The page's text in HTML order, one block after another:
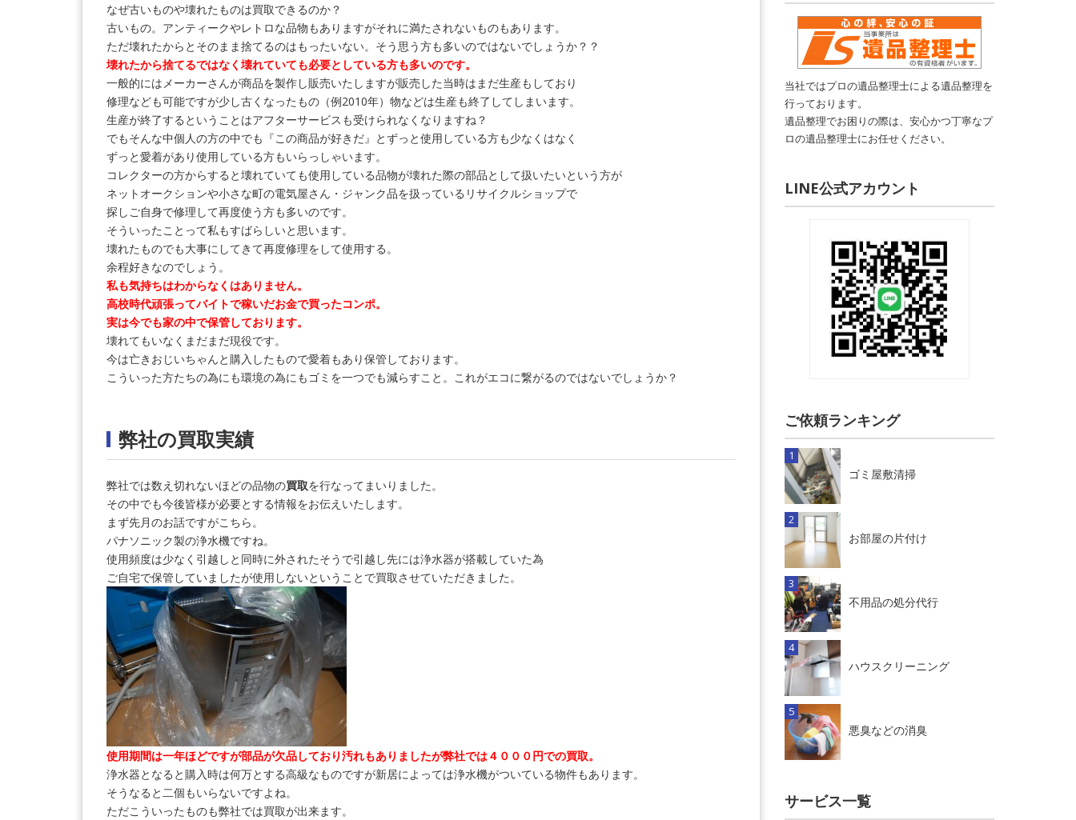
なぜ古いものや壊れたものは買取できるのか？
古いもの。アンティークやレトロな品物もありますがそれに満たされないものもあります。
ただ壊れたからとそのまま捨てるのはもったいない。そう思う方も多いのではないでしょうか？？
壊れたから捨てるではなく壊れていても必要としている方も多いのです。
一般的にはメーカーさんが商品を製作し販売いたしますが販売した当時はまだ生産もしており
修理なども可能ですが少し古くなったもの（例2010年）物などは生産も終了してしまいます。
生産が終了するということはアフターサービスも受けられなくなりますね？
でもそんな中個人の方の中でも『この商品が好きだ』とずっと使用している方も少なくはなく
ずっと愛着があり使用している方もいらっしゃいます。
コレクターの方からすると壊れていても使用している品物が壊れた際の部品として扱いたいという方が
ネットオークションや小さな町の電気屋さん・ジャンク品を扱っているリサイクルショップで
探しご自身で修理して再度使う方も多いのです。
そういったことって私もすばらしいと思います。
壊れたものでも大事にしてきて再度修理をして使用する。
余程好きなのでしょう。
私も気持ちはわからなくはありません。
高校時代頑張ってバイトで稼いだお金で買ったコンポ。
実は今でも家の中で保管しております。
壊れてもいなくまだまだ現役です。
今は亡きおじいちゃんと購入したもので愛着もあり保管しております。
こういった方たちの為にも環境の為にもゴミを一つでも減らすこと。これがエコに繋がるのではないでしょうか？
弊社の買取実績
弊社では数え切れないほどの品物の買取を行なってまいりました。
その中でも今後皆様が必要とする情報をお伝えいたします。
まず先月のお話ですがこちら。
パナソニック製の浄水機ですね。
使用頻度は少なく引越しと同時に外されたそうで引越し先には浄水器が搭載していた為
ご自宅で保管していましたが使用しないということで買取させていただきました。
使用期間は一年ほどですが部品が欠品しており汚れもありましたが弊社では４０００円での買取。
浄水器となると購入時は何万とする高級なものですが新居によっては浄水機がついている物件もあります。
そうなると二個もいらないですよね。
ただこういったものも弊社では買取が出来ます。
当社ではプロの遺品整理士による遺品整理を
行っております。
遺品整理でお困りの際は、安心かつ丁寧なプ
ロの遺品整理士にお任せください。
LINE公式アカウント
ご依頼ランキング
ゴミ屋敷清掃
お部屋の片付け
不用品の処分代行
ハウスクリーニング
悪臭などの消臭
サービス一覧